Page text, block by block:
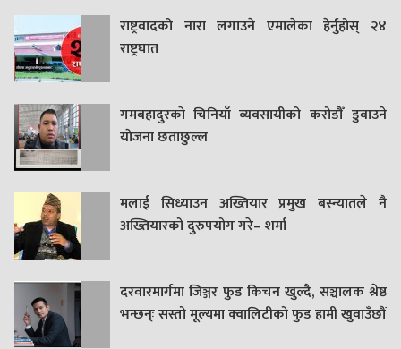
राष्ट्रवादको नारा लगाउने एमालेका हेर्नुहोस् २४
राष्ट्रघात
गमबहादुरकाे चिनियाँ व्यवसायीको करोडौँ डुवाउने
याेजना छताछुल्ल
मलाई सिध्याउन अख्तियार प्रमुख बस्न्यातले नै
अख्तियारको दुरुपयोग गरे– शर्मा
दरवारमार्गमा जिञ्जर फुड किचन खुल्दै, सञ्चालक श्रेष्ठ
भन्छन्ः सस्तो मूल्यमा क्वालिटीको फुड हामी खुवाउँछौं